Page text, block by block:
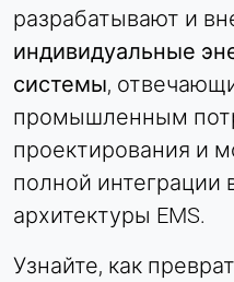
разрабатывают и
индивидуальные
системы,
промышленным
проектирования и
полной
архитектуры EMS.
Узнайте, как